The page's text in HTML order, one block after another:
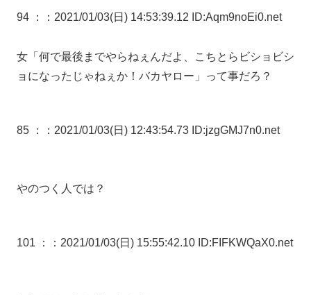
94 ： ：2021/01/03(日) 14:53:39.12 ID:Aqm9noEi0.net
女「何で最後までやらねぇんだよ、こちとらビショビシ
ョになったじゃねぇか！バカヤロー」って事だろ？
85 ： ：2021/01/03(日) 12:43:54.73 ID:jzgGMJ7n0.net
やのつく人では？
101 ： ：2021/01/03(日) 15:55:42.10 ID:FIFKWQaX0.net